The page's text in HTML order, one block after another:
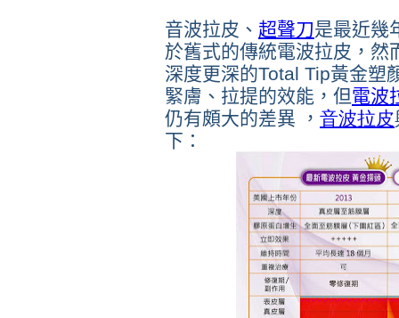
音波拉皮、 超聲刀是最近幾
於舊式的傳統電波拉皮，然
深度更深的Total Tip黃金塑
緊膚、拉提的效能，但電波
仍有頗大的差異 ， 音波拉皮
下：